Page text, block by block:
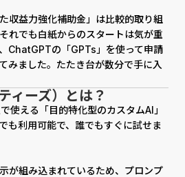
収益力強化補助金」は比較的取り組
れでも白紙からのスタートは気が重
ChatGPTの「GPTs」を使って申請
みました。たたき台が数分で手に入
ィーズ）とは？
使える「目的特化型のカスタムAI」
も利用可能で、誰でもすぐに試せま
が組み込まれているため、プロンプ